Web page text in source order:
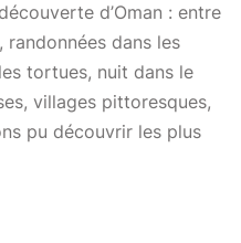
d’Oman : entre
dans les
tortues, nuit dans le
villages pittoresques,
pu découvrir les plus